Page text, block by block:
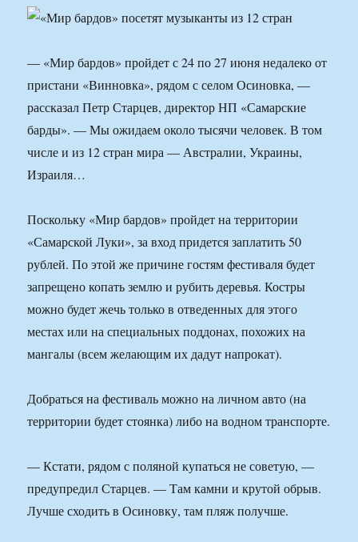
— «Мир бардов» пройдет с 24 по 27 июня недалеко от
пристани «Винновка», рядом с селом Осиновка, —
рассказал Петр Старцев, директор НП «Самарские
барды». — Мы ожидаем около тысячи человек. В том
числе и из 12 стран мира — Австралии, Украины,
Израиля…
Поскольку «Мир бардов» пройдет на территории
«Самарской Луки», за вход придется заплатить 50
рублей. По этой же причине гостям фестиваля будет
запрещено копать землю и рубить деревья. Костры
можно будет жечь только в отведенных для этого
местах или на специальных поддонах, похожих на
мангалы (всем желающим их дадут напрокат).
Добраться на фестиваль можно на личном авто (на
территории будет стоянка) либо на водном транспорте.
— Кстати, рядом с поляной купаться не советую, —
предупредил Старцев. — Там камни и крутой обрыв.
Лучше сходить в Осиновку, там пляж получше.